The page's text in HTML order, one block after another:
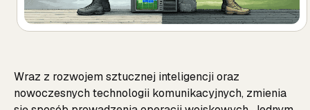
Wraz z rozwojem sztucznej inteligencji oraz
nowoczesnych technologii komunikacyjnych, zmienia